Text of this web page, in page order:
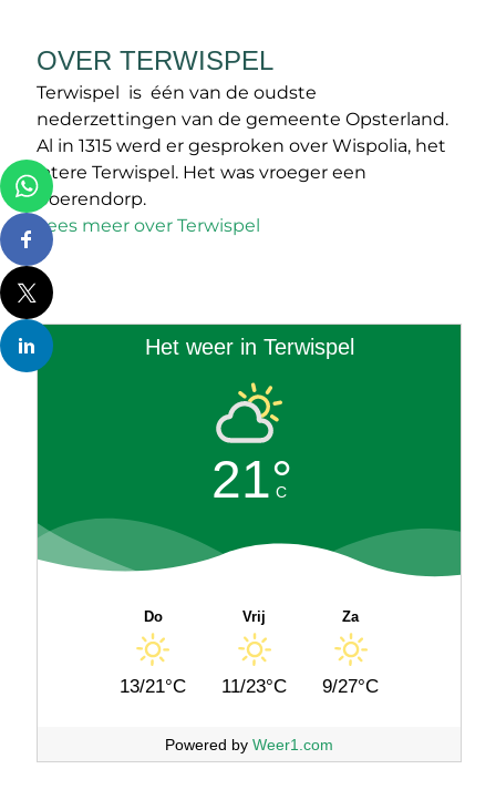
OVER TERWISPEL
Terwispel is één van de oudste
nederzettingen van de gemeente Opsterland.
Al in 1315 werd er gesproken over Wispolia, het
latere Terwispel. Het was vroeger een
boerendorp.
Lees meer over Terwispel
Het weer in Terwispel
21°
C
Do
13/21°C
Vrij
11/23°C
Za
9/27°C
Powered by Weer1.com